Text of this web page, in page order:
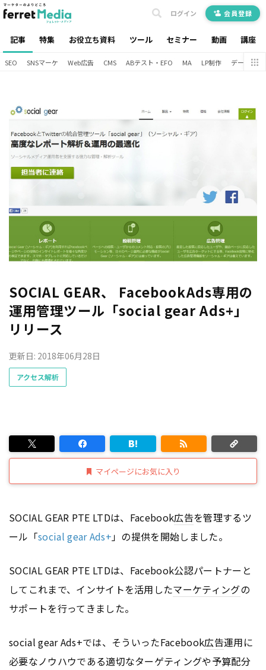
記事 特集 お役立ち資料 ツール セミナー 動画 講座
ログイン 会員登録
SEO SNSマーケ Web広告 CMS ABテスト・EFO MA LP制作 データ分析
SOCIAL GEAR、 FacebookAds専用の
運用管理ツール「social gear Ads+」
リリース
更新日: 2018年06月28日
アクセス解析
マイページにお気に入り
SOCIAL GEAR PTE LTDは、Facebook広告を管理するツ
ール「social gear Ads+」の提供を開始しました。
SOCIAL GEAR PTE LTDは、Facebook公認パートナーと
してこれまで、インサイトを活用したマーケティングの
サポートを行ってきました。
social gear Ads+では、そういったFacebook広告運用に
必要なノウハウである適切なターゲティングや予算配分